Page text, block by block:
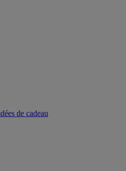
de cadeau